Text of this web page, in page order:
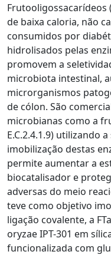
Frutooligossacarídeos
de baixa caloria, não
consumidos por
hidrolisados pelas
promovem a
microbiota intestinal,
microrganismos
de cólon. São
microbianas como a
E.C.2.4.1.9) utilizando
imobilização destas
permite aumentar a
biocatalisador e
adversas do meio
teve como objetivo
ligação covalente, a
oryzae IPT-301 em
funcionalizada com